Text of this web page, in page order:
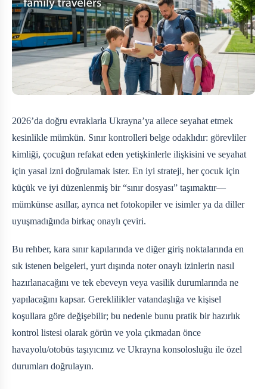
2026’da doğru evraklarla Ukrayna’ya ailece seyahat etmek
kesinlikle mümkün. Sınır kontrolleri belge odaklıdır: görevliler
kimliği, çocuğun refakat eden yetişkinlerle ilişkisini ve seyahat
için yasal izni doğrulamak ister. En iyi strateji, her çocuk için
küçük ve iyi düzenlenmiş bir “sınır dosyası” taşımaktır—
mümkünse asıllar, ayrıca net fotokopiler ve isimler ya da diller
uyuşmadığında birkaç onaylı çeviri.
Bu rehber, kara sınır kapılarında ve diğer giriş noktalarında en
sık istenen belgeleri, yurt dışında noter onaylı izinlerin nasıl
hazırlanacağını ve tek ebeveyn veya vasilik durumlarında ne
yapılacağını kapsar. Gereklilikler vatandaşlığa ve kişisel
koşullara göre değişebilir; bu nedenle bunu pratik bir hazırlık
kontrol listesi olarak görün ve yola çıkmadan önce
havayolu/otobüs taşıyıcınız ve Ukrayna konsolosluğu ile özel
durumları doğrulayın.